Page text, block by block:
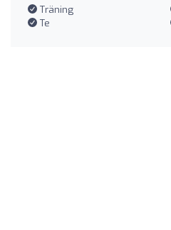
Träning
Te